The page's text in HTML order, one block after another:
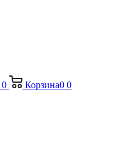
0 Корзина0 0